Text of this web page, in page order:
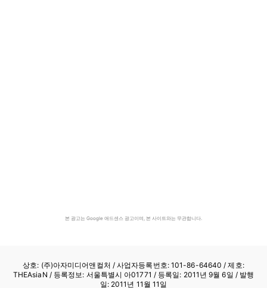
본 광고는 Google 애드센스 광고이며, 본 사이트와는 무관합니다.
상호: (주)아자미디어앤컬처 /사업자등록번호: 101-86-64640 / 제호:
THEAsiaN / 등록정보: 서울특별시 아01771 / 등록일: 2011년 9월 6일 / 발행
일: 2011년 11월 11일